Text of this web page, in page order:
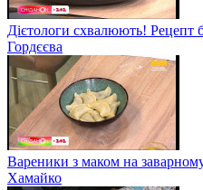
Дієтологи схвалюють! Рецепт
Гордєєва
Вареники з маком на
Хамайко